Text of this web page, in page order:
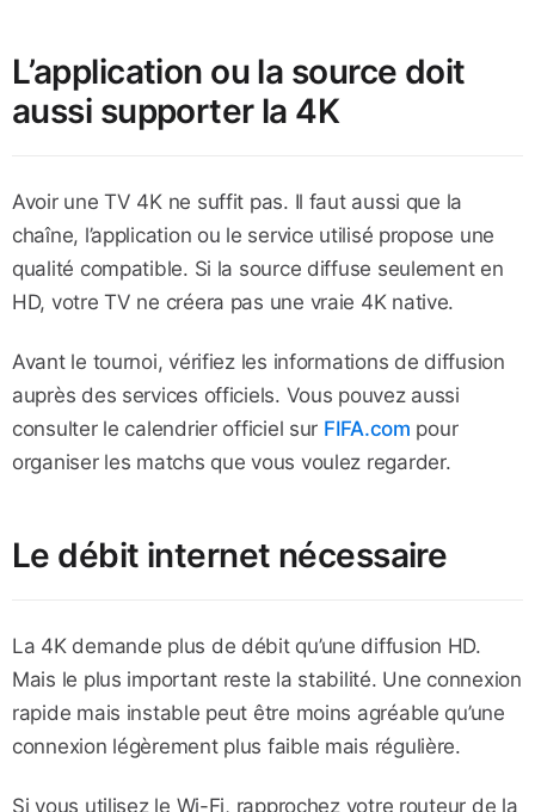
L’application ou la source doit
aussi supporter la 4K
Avoir une TV 4K ne suffit pas. Il faut aussi que la
chaîne, l’application ou le service utilisé propose une
qualité compatible. Si la source diffuse seulement en
HD, votre TV ne créera pas une vraie 4K native.
Avant le tournoi, vérifiez les informations de diffusion
auprès des services officiels. Vous pouvez aussi
consulter le calendrier officiel sur FIFA.com pour
organiser les matchs que vous voulez regarder.
Le débit internet nécessaire
La 4K demande plus de débit qu’une diffusion HD.
Mais le plus important reste la stabilité. Une connexion
rapide mais instable peut être moins agréable qu’une
connexion légèrement plus faible mais régulière.
Si vous utilisez le Wi-Fi, rapprochez votre routeur de la